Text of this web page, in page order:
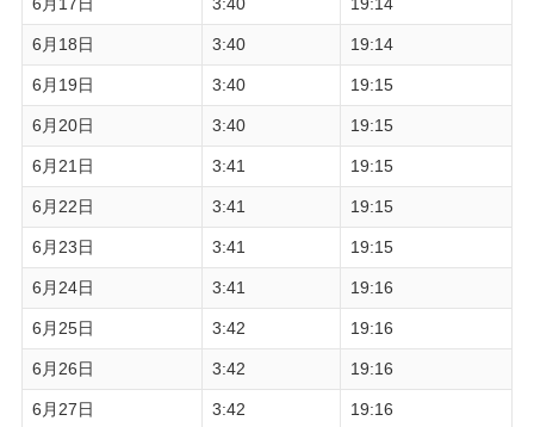
6月18日 3:40 19:14
6月19日 3:40 19:15
6月20日 3:40 19:15
6月21日 3:41 19:15
6月22日 3:41 19:15
6月23日 3:41 19:15
6月24日 3:41 19:16
6月25日 3:42 19:16
6月26日 3:42 19:16
6月27日 3:42 19:16